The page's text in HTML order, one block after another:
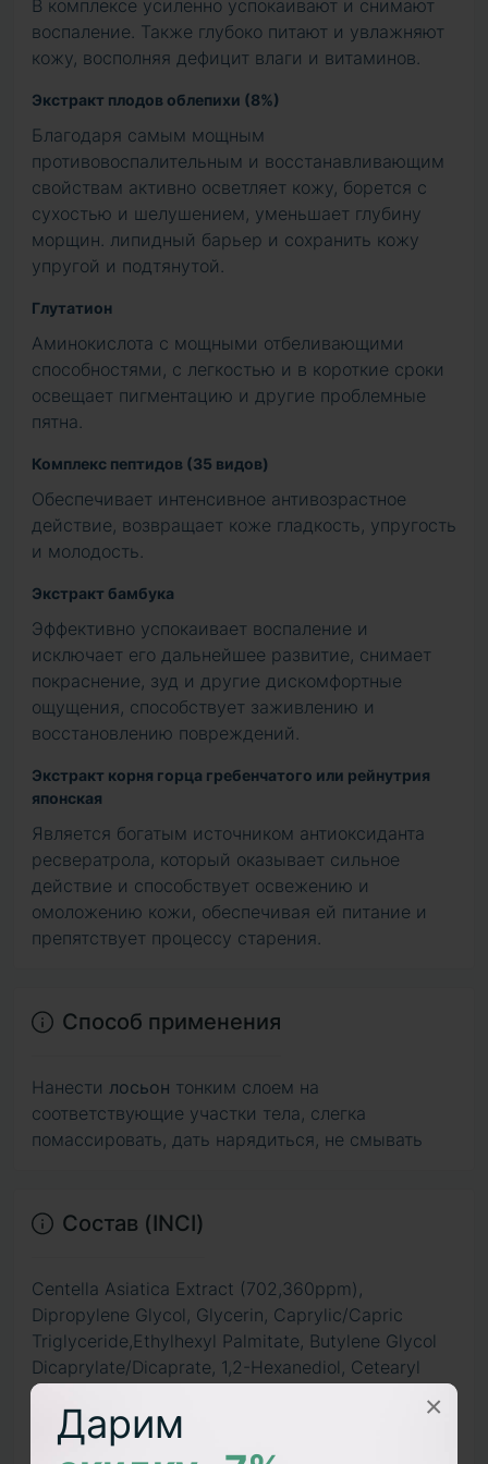
Дарим
×
В комплексе усиленно успокаивают и снимают
воспаление. Также глубоко питают и увлажняют
кожу, восполняя дефицит влаги и витаминов.
Экстракт плодов облепихи (8%)
Благодаря самым мощным
противовоспалительным и восстанавливающим
свойствам активно осветляет кожу, борется с
сухостью и шелушением, уменьшает глубину
морщин. липидный барьер и сохранить кожу
упругой и подтянутой.
Глутатион
Аминокислота с мощными отбеливающими
способностями, с легкостью и в короткие сроки
освещает пигментацию и другие проблемные
пятна.
Комплекс пептидов (35 видов)
Обеспечивает интенсивное антивозрастное
действие, возвращает коже гладкость, упругость
и молодость.
Экстракт бамбука
Эффективно успокаивает воспаление и
исключает его дальнейшее развитие, снимает
покраснение, зуд и другие дискомфортные
ощущения, способствует заживлению и
восстановлению повреждений.
Экстракт корня горца гребенчатого или рейнутрия
японская
Является богатым источником антиоксиданта
ресвератрола, который оказывает сильное
действие и способствует освежению и
омоложению кожи, обеспечивая ей питание и
препятствует процессу старения.
Способ применения
Нанести лосьон тонким слоем на
соответствующие участки тела, слегка
помассировать, дать нарядиться, не смывать
Состав (INCI)
Centella Asiatica Extract (702,360ppm),
Dipropylene Glycol, Glycerin, Caprylic/Capric
Triglyceride,Ethylhexyl Palmitate, Butylene Glycol
Dicaprylate/Dicaprate, 1,2-Hexanediol, Cetearyl
Alcohol, Arachidyl Alcohol, Betaine,
Trisiloxane,Behenyl Alcohol, Sorbitan Sesquioleate,
Arginine,Carbomer, Arachidyl Glucoside, Hydroxy